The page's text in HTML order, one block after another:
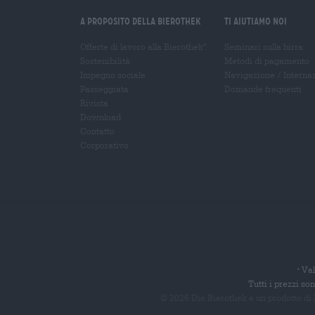
A proposito della Bierothek Ti aiutiamo noi
*
Tutti i prezzi